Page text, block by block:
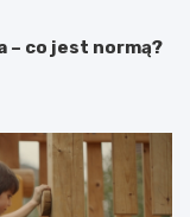
– co jest normą?